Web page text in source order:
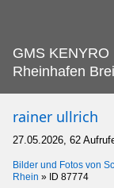
GMS
Rheinhafen
rainer ullrich
27.05.2026, 62
Bilder und Fotos von
Rhein » ID 87774